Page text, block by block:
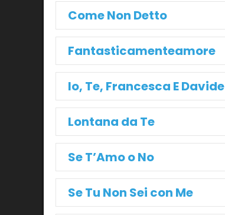
Come Non Detto
Fantasticamenteamore
Io, Te, Francesca E Davide
Lontana da Te
Se T’Amo o No
Se Tu Non Sei con Me